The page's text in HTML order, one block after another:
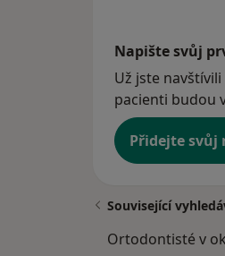
Napište svůj
Už jste
pacienti budou
Přidejte svůj
Související
Ortodontisté v